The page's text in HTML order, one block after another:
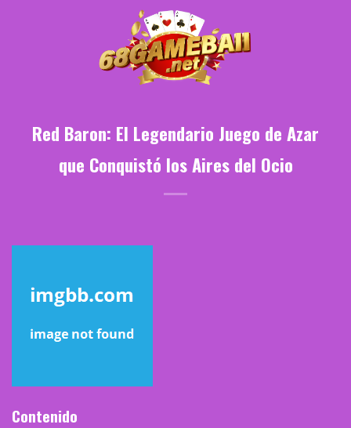
Red Baron: El Legendario Juego de Azar
que Conquistó los Aires del Ocio
Contenido